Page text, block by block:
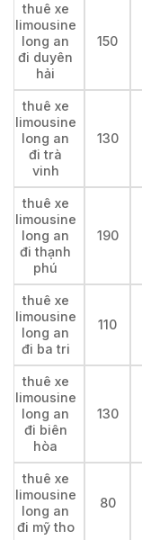
thuê xe
limousine
long an
đi duyên
hải
150
thuê xe
limousine
long an
đi trà
vinh
130
thuê xe
limousine
long an
đi thạnh
phú
190
thuê xe
limousine
long an
đi ba tri
110
thuê xe
limousine
long an
đi biên
hòa
130
thuê xe
limousine
long an
đi mỹ tho
80